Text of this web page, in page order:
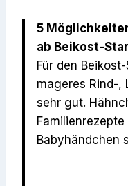
5
ab Beikost-
Für den
mageres Rind-,
sehr gut.
Babyhändchen